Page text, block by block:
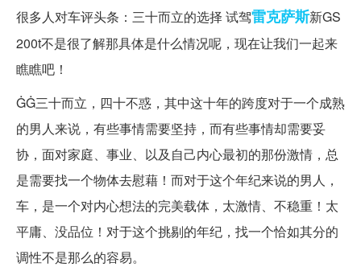
很多人对车评头条：三十而立的选择 试驾雷克萨斯新GS
200t不是很了解那具体是什么情况呢，现在让我们一起来
瞧瞧吧！
ĠĠ三十而立，四十不惑，其中这十年的跨度对于一个成熟
的男人来说，有些事情需要坚持，而有些事情却需要妥
协，面对家庭、事业、以及自己内心最初的那份激情，总
是需要找一个物体去慰藉！而对于这个年纪来说的男人，
车，是一个对内心想法的完美载体，太激情、不稳重！太
平庸、没品位！对于这个挑剔的年纪，找一个恰如其分的
调性不是那么的容易。